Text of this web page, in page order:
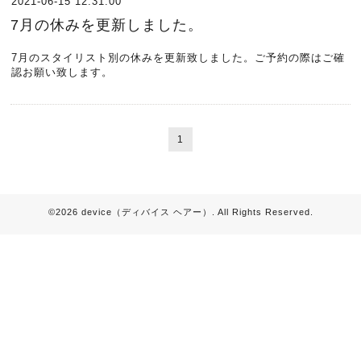
7月の休みを更新しました。
7月のスタイリスト別の休みを更新致しました。ご予約の際はご確
認お願い致します。
1
©2026 device（ディバイス ヘアー） . All Rights Reserved.